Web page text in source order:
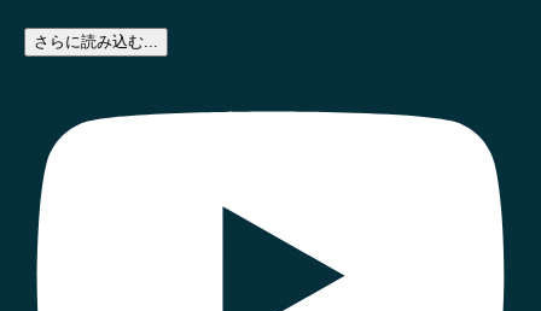
さらに読み込む...